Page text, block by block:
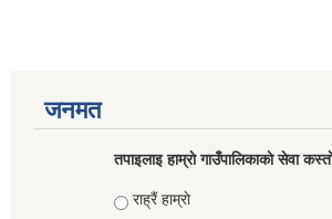
जनमत
तपाइलाइ हाम्राे गाउँपालिकाकाे सेवा
Choices
राह्रैं हाम्राे